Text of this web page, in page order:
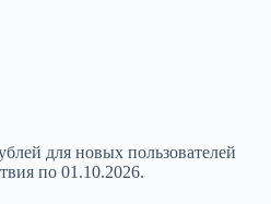
для новых пользователей
по 01.10.2026.